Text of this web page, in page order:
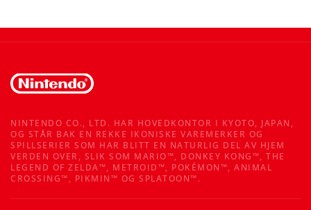
NINTENDO CO., LTD. HAR HOVEDKONTOR I KYOTO, JAPAN,
OG STÅR BAK EN REKKE IKONISKE VAREMERKER OG
SPILLSERIER SOM HAR BLITT EN NATURLIG DEL AV HJEM
VERDEN OVER, SLIK SOM MARIO™, DONKEY KONG™, THE
LEGEND OF ZELDA™, METROID™, POKÉMON™, ANIMAL
CROSSING™, PIKMIN™ OG SPLATOON™.